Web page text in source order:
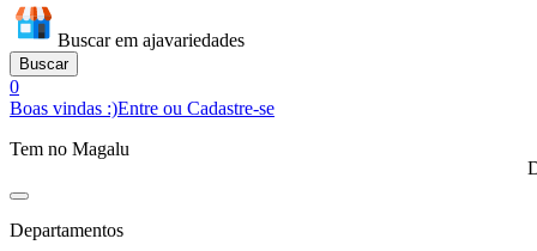
Buscar em ajavariedades
Buscar
0
Boas vindas :)Entre ou Cadastre-se
Tem no Magalu
Departamentos